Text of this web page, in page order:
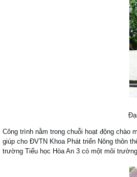
Công trình nằm trong chuỗi hoạt động
giúp cho ĐVTN Khoa Phát triển Nông thôn
trường Tiểu học Hòa An 3 có một môi